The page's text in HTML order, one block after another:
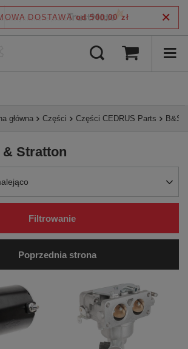
DOSTAWA od 500,00 zł
główna Części Części CEDRUS Parts B&S
Stratton
Filtrowanie
Poprzednia strona
5 zweryfikowane przez